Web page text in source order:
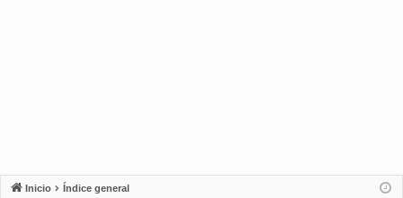
Inicio Índice general